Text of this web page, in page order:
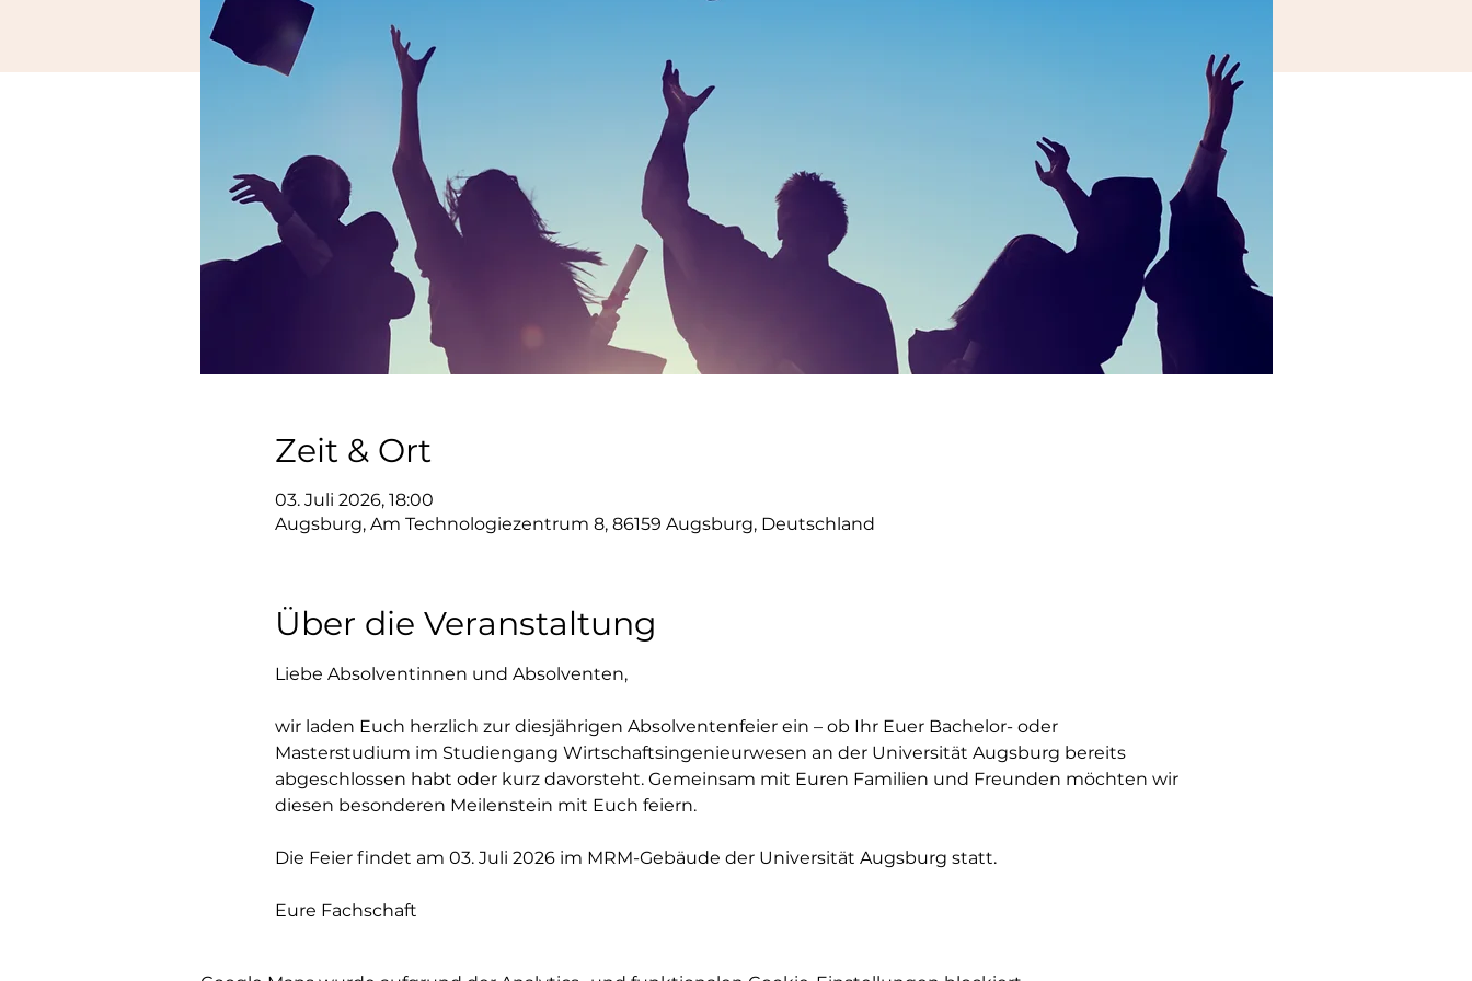
Zeit & Ort
03. Juli 2026, 18:00
Augsburg, Am Technologiezentrum 8, 86159 Augsburg, Deutschland
Über die Veranstaltung
Liebe Absolventinnen und Absolventen,
wir laden Euch herzlich zur diesjährigen Absolventenfeier ein – ob Ihr Euer Bachelor- oder
Masterstudium im Studiengang Wirtschaftsingenieurwesen an der Universität Augsburg bereits
abgeschlossen habt oder kurz davorsteht. Gemeinsam mit Euren Familien und Freunden möchten wir
diesen besonderen Meilenstein mit Euch feiern.
Die Feier findet am 03. Juli 2026 im MRM-Gebäude der Universität Augsburg statt.
Eure Fachschaft